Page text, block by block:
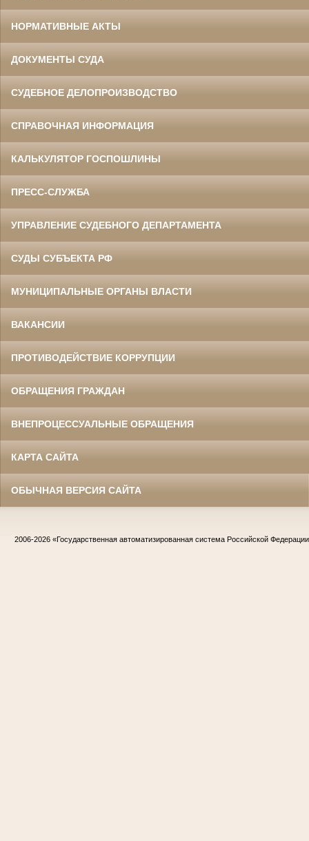
НОРМАТИВНЫЕ АКТЫ
ДОКУМЕНТЫ СУДА
СУДЕБНОЕ ДЕЛОПРОИЗВОДСТВО
СПРАВОЧНАЯ ИНФОРМАЦИЯ
КАЛЬКУЛЯТОР ГОСПОШЛИНЫ
ПРЕСС-СЛУЖБА
УПРАВЛЕНИЕ СУДЕБНОГО ДЕПАРТАМЕНТА
СУДЫ СУБЪЕКТА РФ
МУНИЦИПАЛЬНЫЕ ОРГАНЫ ВЛАСТИ
ВАКАНСИИ
ПРОТИВОДЕЙСТВИЕ КОРРУПЦИИ
ОБРАЩЕНИЯ ГРАЖДАН
ВНЕПРОЦЕССУАЛЬНЫЕ ОБРАЩЕНИЯ
КАРТА САЙТА
ОБЫЧНАЯ ВЕРСИЯ САЙТА
2006-2026 «Государственная автоматизированная система Российской